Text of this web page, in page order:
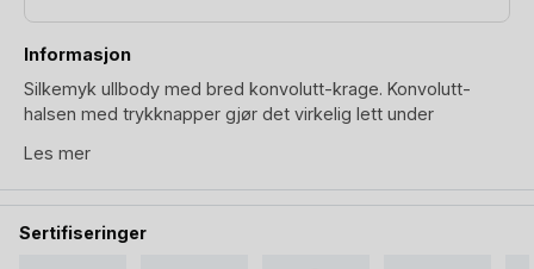
Informasjon
Silkemyk ullbody med bred konvolutt-krage. Konvolutt-
halsen med trykknapper gjør det virkelig lett under
den først er på. Så selv om det ikke er en omslagsbody,
garanterer vi deg at Engel Natur bodyen er lett under skift.
Denne bodyen har et lekent bringebærrosatone med
Les mer
Sertifiseringer